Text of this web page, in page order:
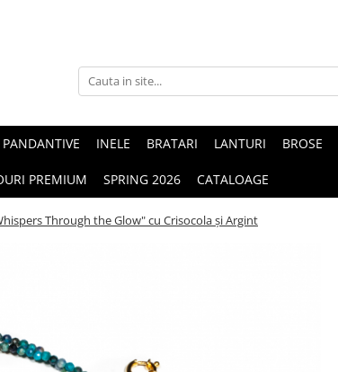
PANDANTIVE INELE BRATARI LANTURI BROSE
PREMIUM SPRING 2026 CATALOAGE
Through the Glow" cu Crisocola și Argint